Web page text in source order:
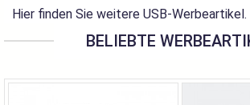
Hier finden Sie weitere USB-Werbeartikel.
BELIEBTE